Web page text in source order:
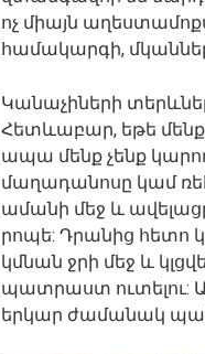
ոչ միայն
համակարգի,
Կանաչիների
Հետևաբար, եթե մենք
ապա մենք չենք
մաղադանոսը կամ
ամանի մեջ և
րոպե: Դրանից հետո
կմնան ջրի մեջ և
պատրաստ ուտելու:
երկար ժամանակ